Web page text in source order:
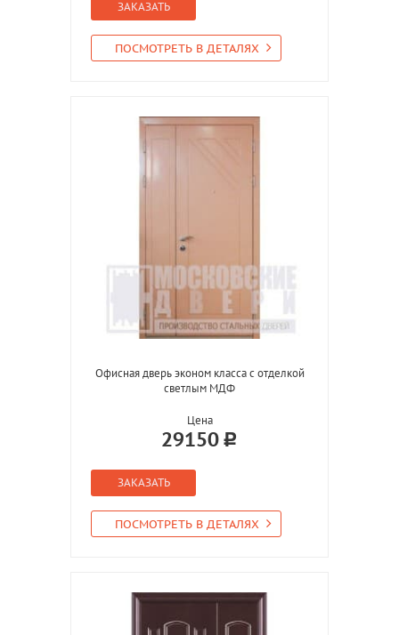
ЗАКАЗАТЬ
ПОСМОТРЕТЬ В ДЕТАЛЯХ
Офисная дверь эконом класса с отделкой
светлым МДФ
Цена
29150
ЗАКАЗАТЬ
ПОСМОТРЕТЬ В ДЕТАЛЯХ